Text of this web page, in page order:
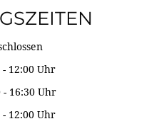
12:00 Uhr
Uhr
12:00 Uhr